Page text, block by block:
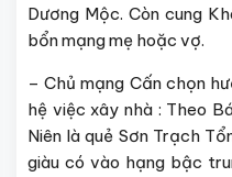
Dương Mộc. Còn cung
bổn mạng mẹ hoặc vợ.
– Chủ mạng Cấn chọn
hệ việc xây nhà : Theo
Niên là quẻ Sơn Trạch
giàu có vào hạng bậc